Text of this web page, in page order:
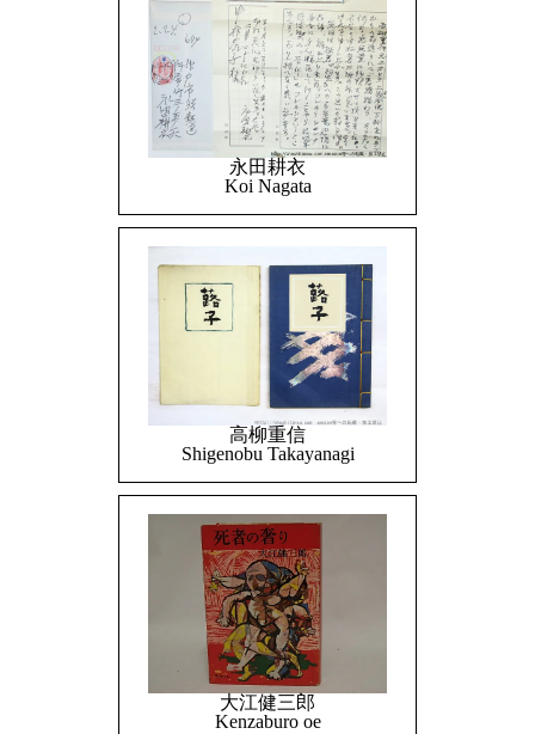
永田耕衣
Koi Nagata
高柳重信
Shigenobu Takayanagi
大江健三郎
Kenzaburo oe